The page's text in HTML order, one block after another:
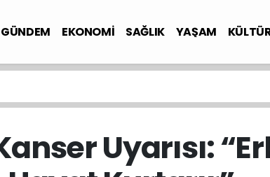
GÜNDEM EKONOMİ SAĞLIK YAŞAM
Uyarısı: